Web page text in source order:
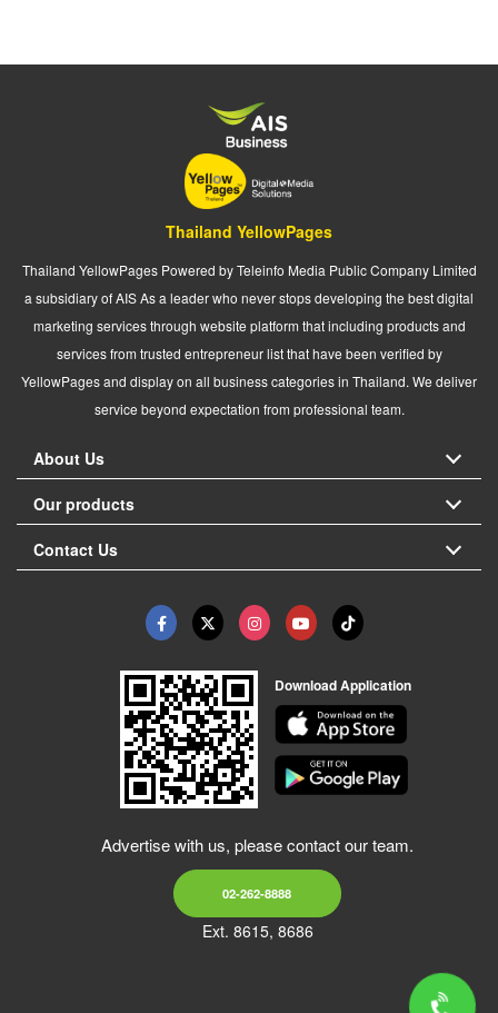
Thailand YellowPages
Thailand YellowPages Powered by Teleinfo Media Public Company Limited
a subsidiary of AIS As a leader who never stops developing the best digital
marketing services through website platform that including products and
services from trusted entrepreneur list that have been verified by
YellowPages and display on all business categories in Thailand. We deliver
service beyond expectation from professional team.
About Us
Our products
Contact Us
Download Application
Advertise with us, please contact our team.
02-262-8888
Ext. 8615, 8686